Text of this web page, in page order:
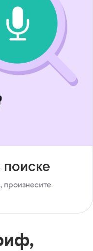
поиске
произнесите